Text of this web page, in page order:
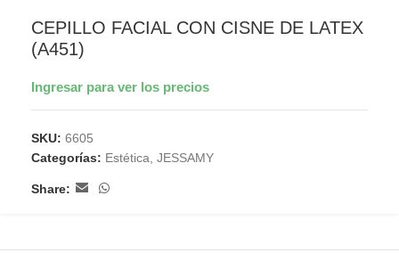
CEPILLO FACIAL CON CISNE DE LATEX
(A451)
Ingresar para ver los precios
SKU: 6605
Categorías: Estética JESSAMY
Share: